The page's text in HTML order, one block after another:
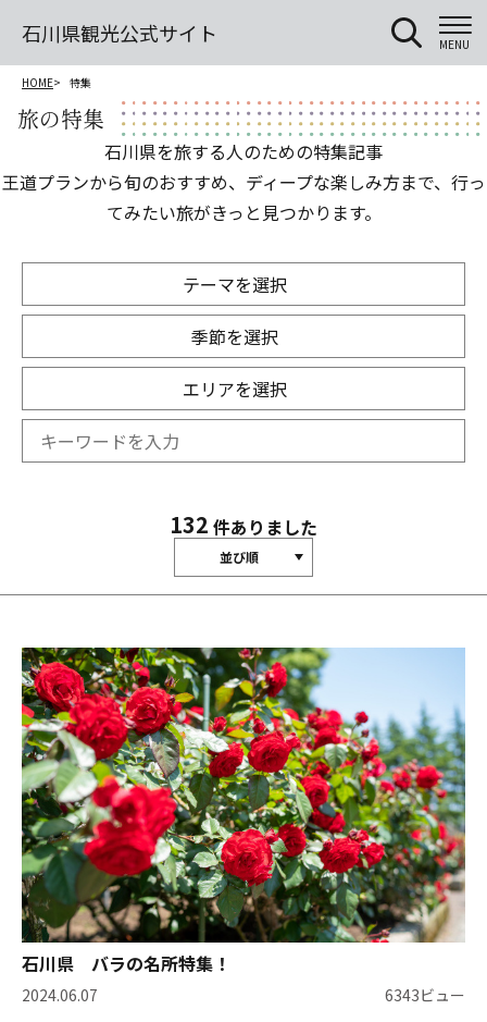
石川県観光公式サイト MENU
HOME 特集
旅の特集
石川県を旅する人のための特集記事
王道プランから旬のおすすめ、ディープな楽しみ方まで、行っ
てみたい旅がきっと見つかります。
テーマを選択
季節を選択
エリアを選択
132 件ありました
並び順
石川県 バラの名所特集！
2024.06.07 6343ビュー